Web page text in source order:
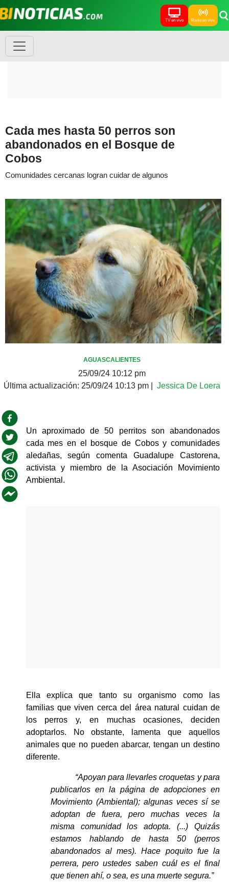
TV en vivo Radio en vivo
Cada mes hasta 50 perros son
abandonados en el Bosque de
Cobos
Comunidades cercanas logran cuidar de algunos
AGUASCALIENTES
25/09/24 10:12 pm
Última actualización: 25/09/24 10:13 pm Jessica De Loera
Un aproximado de 50 perritos son abandonados
cada mes en el bosque de Cobos y comunidades
aledañas, según comenta Guadalupe Castorena,
activista y miembro de la Asociación Movimiento
Ambiental.
Ella explica que tanto su organismo como las
familias que viven cerca del área natural cuidan de
los perros y, en muchas ocasiones, deciden
adoptarlos. No obstante, lamenta que aquellos
animales que no pueden abarcar, tengan un destino
diferente.
“Apoyan para llevarles croquetas y para
publicarlos en la página de adopciones en
Movimiento (Ambiental); algunas veces sí se
adoptan de fuera, pero muchas veces la
misma comunidad los adopta. (...) Quizás
estamos hablando de hasta 50 (perros
abandonados al mes). Hace poquito fue la
perrera, pero ustedes saben cuál es el final
que tienen ahí, o sea, es una muerte segura.”